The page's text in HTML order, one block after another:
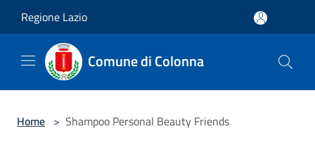
Regione Lazio
Comune di Colonna
Home > Shampoo Personal Beauty Friends